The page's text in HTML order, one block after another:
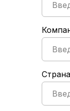
Страна